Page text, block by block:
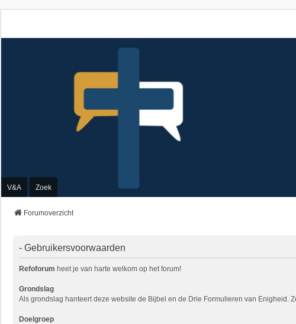
V&A Zoek
Forumoverzicht
- Gebruikersvoorwaarden
Refoforum heet je van harte welkom op het forum!
Grondslag
Als grondslag hanteert deze website de Bijbel en de Drie Formulieren van Enigheid.
Doelgroep